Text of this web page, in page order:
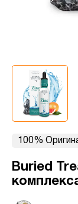
100%
Buried